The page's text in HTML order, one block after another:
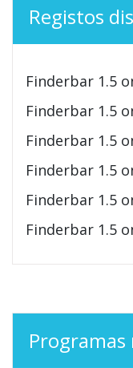
Registos
Finderbar 1.5
Finderbar 1.5
Finderbar 1.5
Finderbar 1.5
Finderbar 1.5
Finderbar 1.5
Programas